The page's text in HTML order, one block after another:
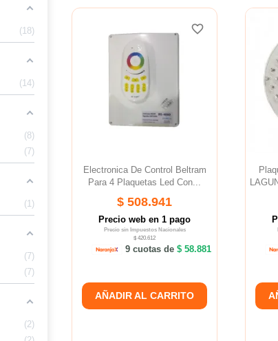
18
14
8
7
1
7
7
2
Electronica De Control Beltram
Para 4 Plaquetas Led Con...
$ 508.941
Precio web en 1 pago
Precio sin Impuestos Nacionales
$ 420.612
9 cuotas de $ 58.881
AÑADIR AL CARRITO
favorite_border
favorite_border